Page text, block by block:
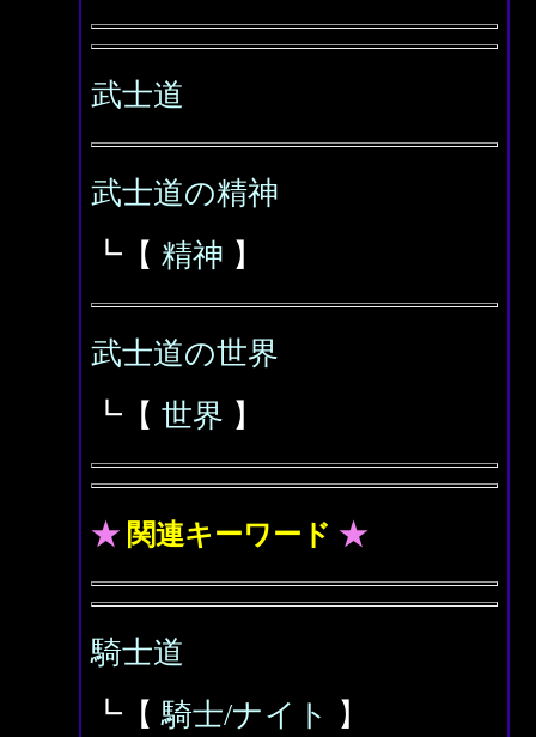
武士道
武士道の精神
┗【 精神 】
武士道の世界
┗【 世界 】
★ 関連キーワード ★
騎士道
┗【騎士/ナイト 】